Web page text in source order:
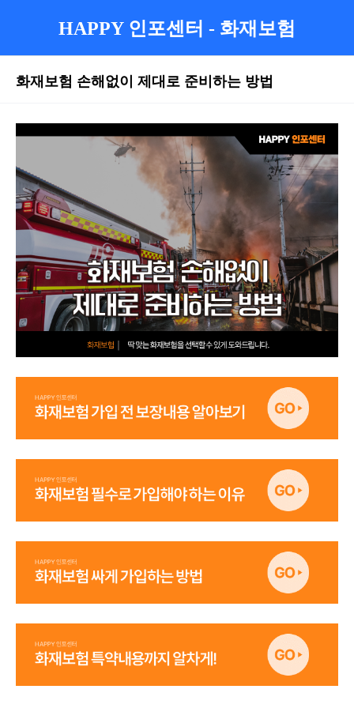
HAPPY 인포센터 - 화재보험
화재보험 손해없이 제대로 준비하는 방법
본문